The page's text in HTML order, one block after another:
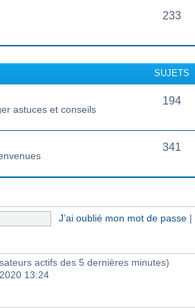
233
SUJETS
astuces et conseils
194
341
J’ai oublié mon mot de passe |
actifs des 5 dernières minutes)
13:24